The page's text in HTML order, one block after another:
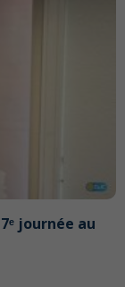
journée au